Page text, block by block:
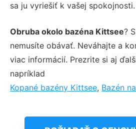
sa ju vyriešiť k vašej spokojnosti.
Obruba okolo bazéna Kittsee?
nemusíte obávať. Neváhajte a
viac informácií. Prezrite si aj
napríklad
Kopané bazény Kittsee, Bazén